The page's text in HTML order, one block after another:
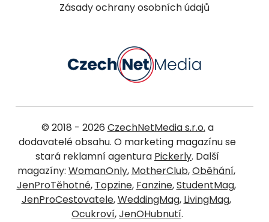
Zásady ochrany osobních údajů
© 2018 - 2026 CzechNetMedia s.r.o. a
dodavatelé obsahu. O marketing magazínu se
stará reklamní agentura Pickerly. Další
magazíny: WomanOnly, MotherClub,Oběhání,
JenProTěhotné, Topzine, Fanzine,StudentMag,
JenProCestovatele,WeddingMag, LivingMag,
Ocukroví,JenOHubnutí.